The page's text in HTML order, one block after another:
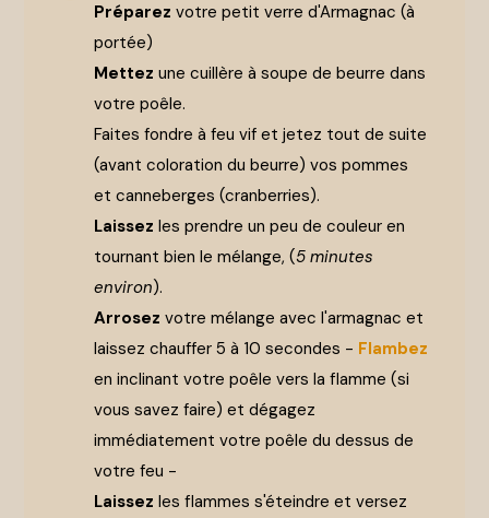
Préparez votre petit verre d'Armagnac (à
portée)
Mettez une cuillère à soupe de beurre dans
votre poêle.
Faites fondre à feu vif et jetez tout de suite
(avant coloration du beurre) vos pommes
et canneberges (cranberries).
Laissez les prendre un peu de couleur en
tournant bien le mélange, (5 minutes
environ).
Arrosez votre mélange avec l'armagnac et
laissez chauffer 5 à 10 secondes - Flambez
en inclinant votre poêle vers la flamme (si
vous savez faire) et dégagez
immédiatement votre poêle du dessus de
votre feu -
Laissez les flammes s'éteindre et versez